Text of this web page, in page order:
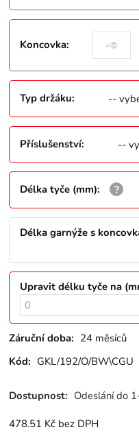
Koncovka:
Typ držáku: --
Příslušenství: --
Délka tyče (mm):
Délka garnýže s
Upravit délku tyče na
Záruční doba: 24 měsíců
Kód: GKL/192/O/BW\CGU
Dostupnost: Odeslání do
478.51 Kč bez DPH